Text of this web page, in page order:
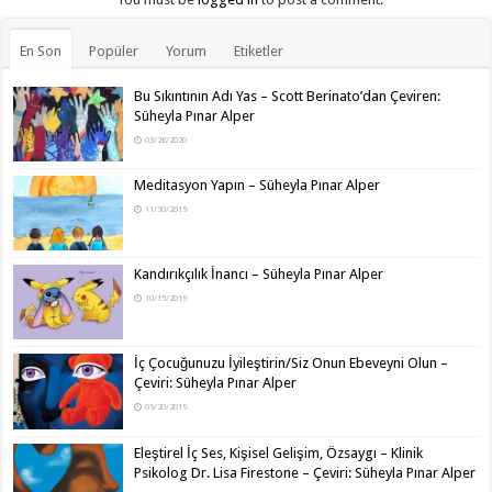
En Son Popüler Yorum Etiketler
Bu Sıkıntının Adı Yas – Scott Berinato’dan Çeviren:
Süheyla Pınar Alper
03/26/2020
Meditasyon Yapın – Süheyla Pınar Alper
11/30/2019
Kandırıkçılık İnancı – Süheyla Pınar Alper
10/15/2019
İç Çocuğunuzu İyileştirin/Siz Onun Ebeveyni Olun –
Çeviri: Süheyla Pınar Alper
09/20/2019
Eleştirel İç Ses, Kişisel Gelişim, Özsaygı – Klinik
Psikolog Dr. Lisa Firestone – Çeviri: Süheyla Pınar Alper